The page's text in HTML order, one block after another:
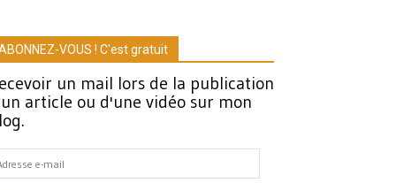
VOUS ! C'est gratuit
un mail lors de la publication
article ou d'une vidéo sur mon